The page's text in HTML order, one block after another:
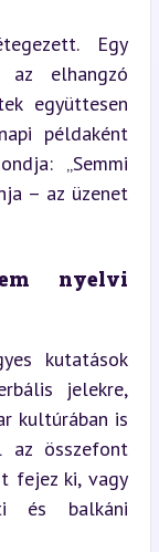
Egy
elhangzó
együttesen
példaként
„Semmi
– az üzenet
nyelvi
kutatások
jelekre,
kultúrában is
az összefont
fejez ki, vagy
és balkáni